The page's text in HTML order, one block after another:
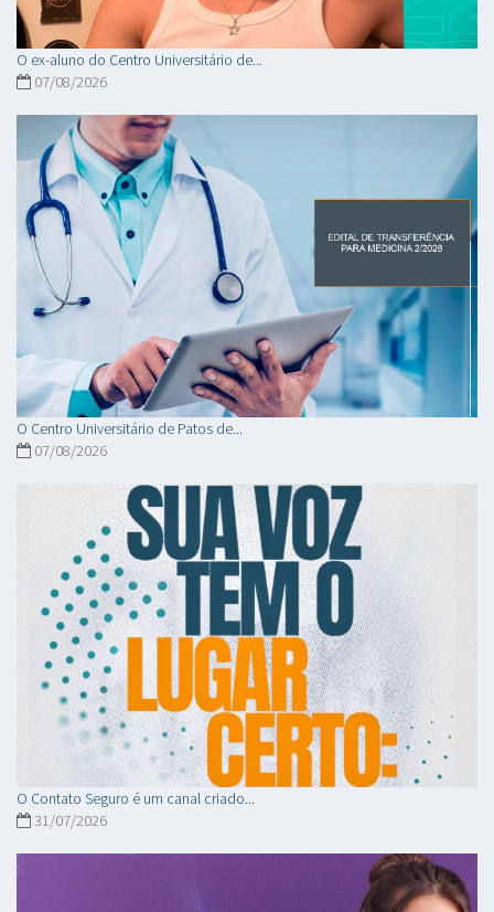
O ex-aluno do Centro Universitário de...
07/08/2026
O Centro Universitário de Patos de...
07/08/2026
O Contato Seguro é um canal criado...
31/07/2026